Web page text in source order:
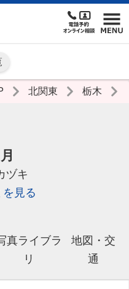
北関東 栃木
ヅキ
を見る
真ライブラ
リ
地図・交
通